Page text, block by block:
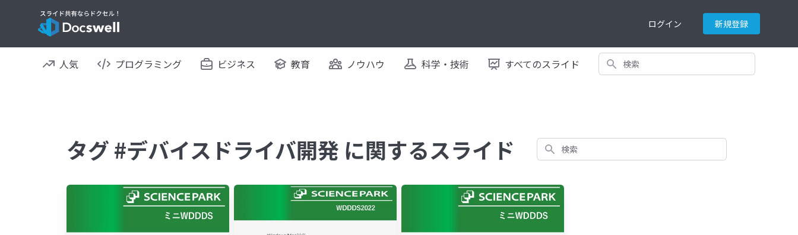
ログイン 新規登録
人気 プログラミング ビジネス 教育 ノウハウ 科学・技術 すべてのスライド 検索
タグ #デバイスドライバ開発 に関するスライド 検索